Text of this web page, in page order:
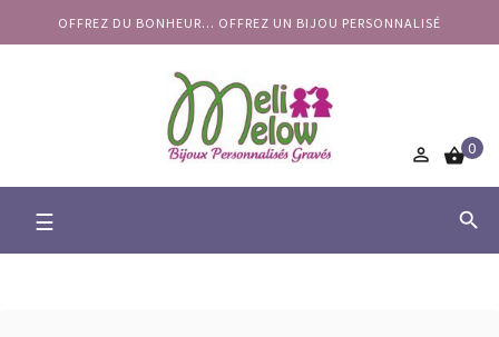
OFFREZ DU BONHEUR... OFFREZ UN BIJOU PERSONNALISÉ
 0
Basculer
☰ 